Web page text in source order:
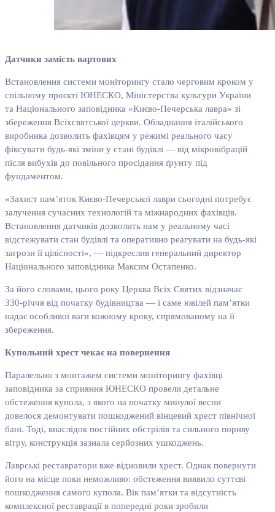
Датчики замість вартових
Встановлення системи моніторингу стало черговим кроком у
спільному проєкті ЮНЕСКО, Міністерства культури України
та Національного заповідника «Києво-Печерська лавра» зі
збереження Всіхсвятської церкви. Обладнання італійського
виробника дозволить фахівцям у режимі реального часу
фіксувати будь-які зміни у стані будівлі — від мікровібрацій
після вибухів до повільного просідання ґрунту під
фундаментом.
«Захист пам’яток Києво-Печерської лаври сьогодні потребує
залучення сучасних технологій та міжнародних фахівців.
Встановлення датчиків дозволить нам у реальному часі
відстежувати стан будівлі та оперативно реагувати на будь-які
загрози її цілісності», — підкреслив генеральний директор
Національного заповідника Максим Остапенко.
За його словами, цього року Церква Всіх Святих відзначає
330-річчя від початку будівництва — і саме ювілей пам’ятки
надає особливої ваги кожному кроку, спрямованому на її
збереження.
Купольний хрест чекає на повернення
Паралельно з монтажем системи моніторингу фахівці
заповідника за сприяння ЮНЕСКО провели детальне
обстеження купола, з якого на початку минулої весни
довелося демонтувати пошкоджений вінцевий хрест північної
бані. Тоді, внаслідок постійних обстрілів та сильного пориву
вітру, конструкція зазнала серйозних ушкоджень.
Лаврські реставратори вже відновили хрест. Однак повернути
його на місце поки неможливо: обстеження виявило суттєві
пошкодження самого купола. Вік пам’ятки та відсутність
комплексної реставрації в попередні роки зробили